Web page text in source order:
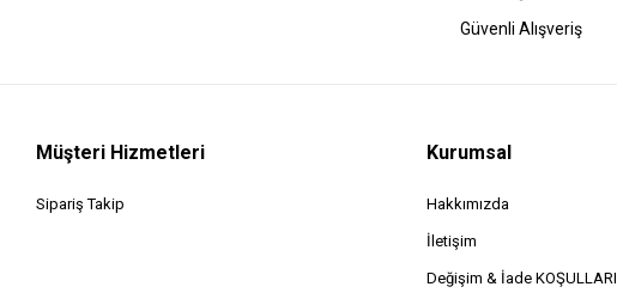
Güvenli Alışveriş
Müşteri Hizmetleri
Sipariş Takip
Kurumsal
Hakkımızda
İletişim
Değişim & İade KOŞULLARI